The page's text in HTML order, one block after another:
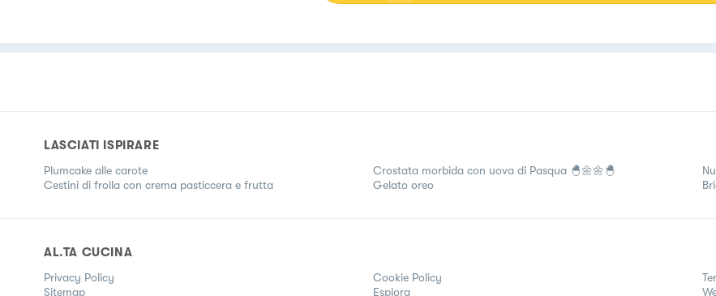
LASCIATI ISPIRARE
Plumcake alle carote
Cestini di frolla con crema pasticcera e frutta
Crostata morbida con uova di Pasqua 🐣🌼🌼🐣
Gelato oreo
AL.TA CUCINA
Privacy Policy Cookie Policy
Sitemap
Esplora